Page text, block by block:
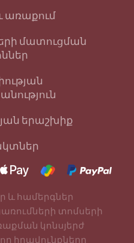
առաքում
մատուցման
երաշխիք
և համերգներ
տոմսերի
կոնսյերժ
իրավունքները